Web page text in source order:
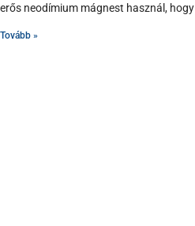
erős neodímium mágnest használ, hogy
Tovább »